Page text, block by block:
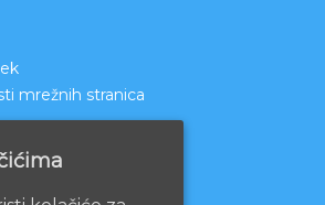
mrežnih stranica